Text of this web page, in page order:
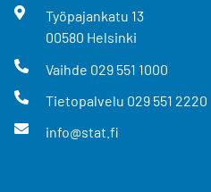
Työpajankatu 13
00580 Helsinki
Vaihde 029 551 1000
Tietopalvelu 029 551 2220
info@stat.fi